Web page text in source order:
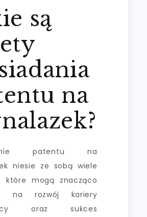
są
na
patentu na
niesie ze sobą wiele
które mogą znacząco
na rozwój kariery
oraz sukces